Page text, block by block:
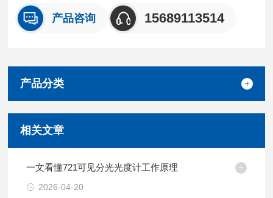
产品咨询 15689113514
产品分类
相关文章
一文看懂721可见分光光度计工作原理
2026-04-20